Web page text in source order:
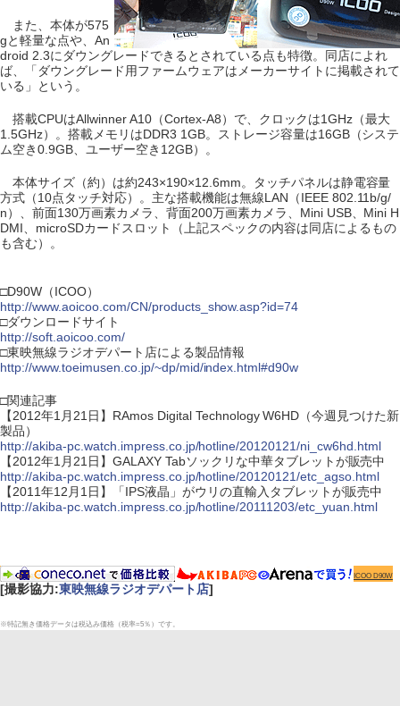
また、本体が575
gと軽量な点や、An
droid 2.3にダウングレードできるとされている点も特徴。同店によれ
ば、「ダウングレード用ファームウェアはメーカーサイトに掲載されて
いる」という。
搭載CPUはAllwinner A10（Cortex-A8）で、クロックは1GHz（最大
1.5GHz）。搭載メモリはDDR3 1GB。ストレージ容量は16GB（システ
ム空き0.9GB、ユーザー空き12GB）。
本体サイズ（約）は約243×190×12.6mm。タッチパネルは静電容量
方式（10点タッチ対応）。主な搭載機能は無線LAN（IEEE 802.11b/g/
n）、前面130万画素カメラ、背面200万画素カメラ、Mini USB、Mini H
DMI、microSDカードスロット（上記スペックの内容は同店によるもの
も含む）。
□D90W（ICOO）
http://www.aoicoo.com/CN/products_show.asp?id=74
□ダウンロードサイト
http://soft.aoicoo.com/
□東映無線ラジオデパート店による製品情報
http://www.toeimusen.co.jp/~dp/mid/index.html#d90w
□関連記事
【2012年1月21日】RAmos Digital Technology W6HD（今週見つけた新
製品）
http://akiba-pc.watch.impress.co.jp/hotline/20120121/ni_cw6hd.html
【2012年1月21日】GALAXY Tabソックリな中華タブレットが販売中
http://akiba-pc.watch.impress.co.jp/hotline/20120121/etc_agso.html
【2011年12月1日】「IPS液晶」がウリの直輸入タブレットが販売中
http://akiba-pc.watch.impress.co.jp/hotline/20111203/etc_yuan.html
ICOO D90W
[撮影協力:東映無線ラジオデパート店]
※特記無き価格データは税込み価格（税率=5％）です。